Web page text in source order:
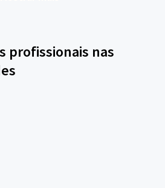
profissionais nas